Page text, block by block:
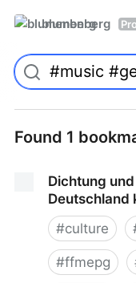
blumenberg Pro
Found 1
Dichtung
Deutschland
#culture
#ffmepg